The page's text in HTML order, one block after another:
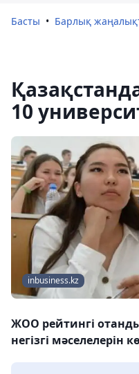
Басты Барлық
10
inbusiness.kz
ЖОО рейтингі
негізгі мәселелерін